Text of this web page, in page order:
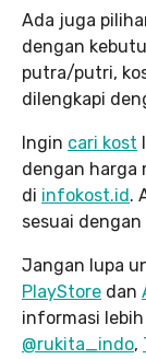
Ada juga
dengan
putra/putri,
dilengkapi
Ingin cari kost
dengan harga
di infokost.id .
sesuai
Jangan lupa
PlayStore dan
informasi
@rukita_indo,